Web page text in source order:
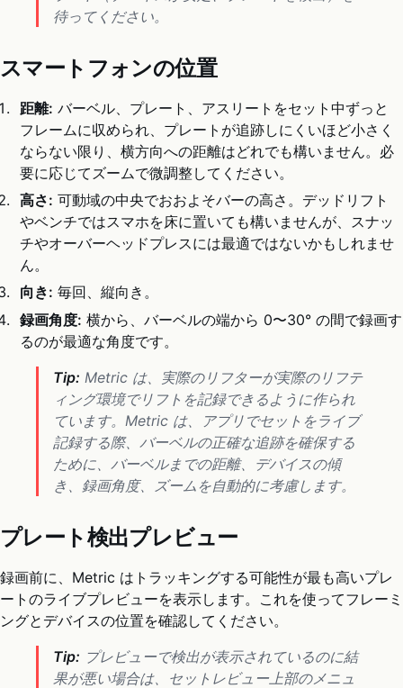
待ってください。
スマートフォンの位置
距離: バーベル、プレート、アスリートをセット中ずっと
フレームに収められ、プレートが追跡しにくいほど小さく
ならない限り、横方向への距離はどれでも構いません。必
要に応じてズームで微調整してください。
高さ: 可動域の中央でおおよそバーの高さ。デッドリフト
やベンチではスマホを床に置いても構いませんが、スナッ
チやオーバーヘッドプレスには最適ではないかもしれませ
ん。
向き: 毎回、縦向き。
録画角度: 横から、バーベルの端から 0〜30° の間で録画す
るのが最適な角度です。
Tip: Metric は、実際のリフターが実際のリフテ
ィング環境でリフトを記録できるように作られ
ています。Metric は、アプリでセットをライブ
記録する際、バーベルの正確な追跡を確保する
ために、バーベルまでの距離、デバイスの傾
き、録画角度、ズームを自動的に考慮します。
プレート検出プレビュー
録画前に、Metric はトラッキングする可能性が最も高いプレ
ートのライブプレビューを表示します。これを使ってフレーミ
ングとデバイスの位置を確認してください。
Tip: プレビューで検出が表示されているのに結
果が悪い場合は、セットレビュー上部のメニュ